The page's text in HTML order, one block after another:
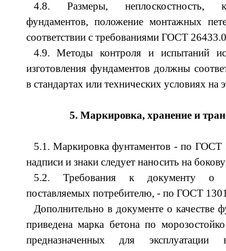
4.8. Размеры, неплоскостность,
фундаментов, положение монтажных
соответствии с требованиями ГОСТ
4.9. Методы контроля и испытаний
изготовления фундаментов должны
в стандартах или технических условиях на
5. Маркировка, хранение и
5.1. Маркировка фунтаментов - по
надписи и знаки следует наносить на
5.2. Требования к документу о
поставляемых потребителю, - по ГОСТ
Дополнительно в документе о качестве
приведена марка бетона по
предназначенных для эксплуатации